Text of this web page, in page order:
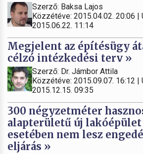
Szerző: Baksa Lajos
Közzétéve: 2015.04.02. 20:06
2015.06.22. 11:14
Megjelent az építésügy
célzó intézkedési terv »
Szerző: Dr. Jámbor Attila
Közzétéve: 2015.09.07. 16:12
2015.12.15. 09:35
300 négyzetméter
alapterületű új
esetében nem lesz
eljárás »